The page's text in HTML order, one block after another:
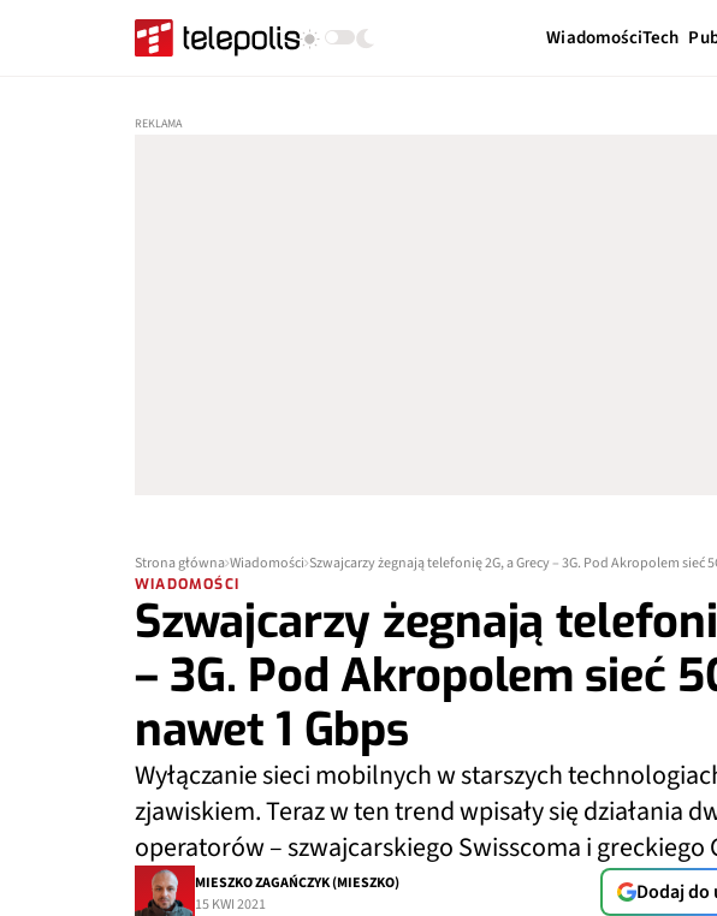
WiadomościTech
Strona główna Wiadomości Szwajcarzy żegnają telefonię 2G, a Grecy – 3G. Pod Akropolem sieć
WIADOMOŚCI
Szwajcarzy żegnają
– 3G. Pod Akropolem sieć
nawet 1 Gbps
Wyłączanie sieci mobilnych w starszych
zjawiskiem. Teraz w ten trend wpisały się działania
operatorów – szwajcarskiego Swisscoma i greckiego
MIESZKO ZAGAŃCZYK (MIESZKO)
15 KWI 2021
Dodaj do